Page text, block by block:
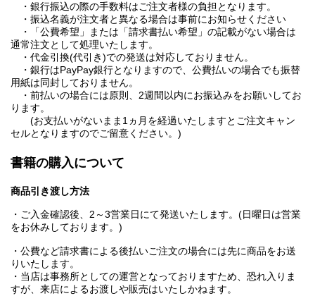
・銀行振込の際の手数料はご注文者様の負担となります。
・振込名義が注文者と異なる場合は事前にお知らせください
・「公費希望」または「請求書払い希望」の記載がない場合は
通常注文として処理いたします。
・代金引換(代引き)での発送は対応しておりません。
・銀行はPayPay銀行となりますので、公費払いの場合でも振替
用紙は同封しておりません。
・前払いの場合には原則、2週間以内にお振込みをお願いしてお
ります。
(お支払いがないまま1ヵ月を経過いたしますとご注文キャン
セルとなりますのでご留意ください。)
書籍の購入について
商品引き渡し方法
・ご入金確認後、2～3営業日にて発送いたします。(日曜日は営業
をお休みしております。)
・公費など請求書による後払いご注文の場合には先に商品をお送
りいたします。
・当店は事務所としての運営となっておりますため、恐れ入りま
すが、来店によるお渡しや販売はいたしかねます。